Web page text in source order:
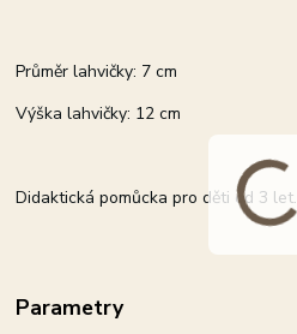
Průměr lahvičky: 7 cm
Výška lahvičky: 12 cm
Didaktická pomůcka pro děti od 3 let.
Parametry